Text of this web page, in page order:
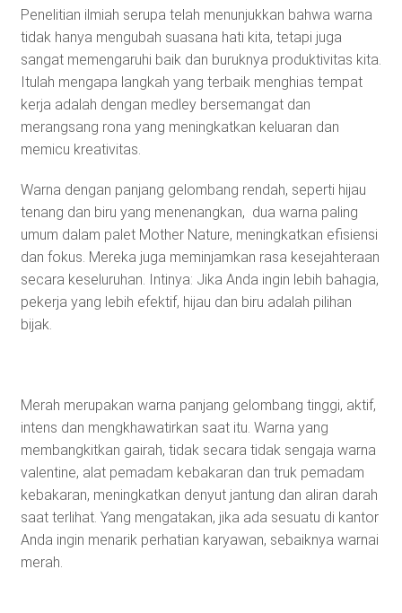
Penelitian ilmiah serupa telah menunjukkan bahwa warna
tidak hanya mengubah suasana hati kita, tetapi juga
sangat memengaruhi baik dan buruknya produktivitas kita.
Itulah mengapa langkah yang terbaik menghias tempat
kerja adalah dengan medley bersemangat dan
merangsang rona yang meningkatkan keluaran dan
memicu kreativitas.
Warna dengan panjang gelombang rendah, seperti hijau
tenang dan biru yang menenangkan, dua warna paling
umum dalam palet Mother Nature, meningkatkan efisiensi
dan fokus. Mereka juga meminjamkan rasa kesejahteraan
secara keseluruhan. Intinya: Jika Anda ingin lebih bahagia,
pekerja yang lebih efektif, hijau dan biru adalah pilihan
bijak.
Merah merupakan warna panjang gelombang tinggi, aktif,
intens dan mengkhawatirkan saat itu. Warna yang
membangkitkan gairah, tidak secara tidak sengaja warna
valentine, alat pemadam kebakaran dan truk pemadam
kebakaran, meningkatkan denyut jantung dan aliran darah
saat terlihat. Yang mengatakan, jika ada sesuatu di kantor
Anda ingin menarik perhatian karyawan, sebaiknya warnai
merah.